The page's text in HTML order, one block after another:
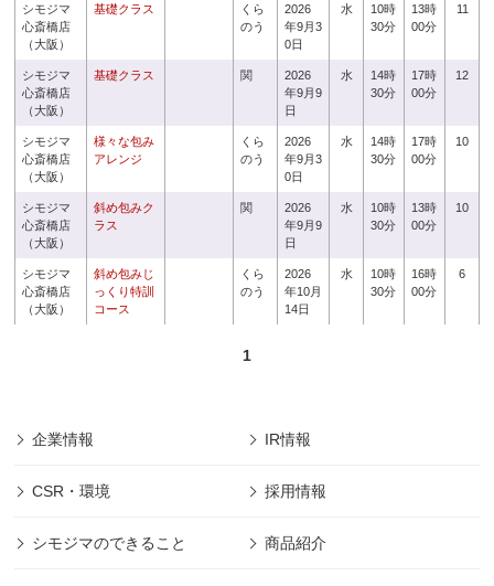
シモジマ
心斎橋店
（大阪）
基礎クラス
くら
のう
2026
年9月3
0日
水
10時
30分
13時
00分
11
シモジマ
心斎橋店
（大阪）
基礎クラス 関
2026
年9月9
日
水
14時
30分
17時
00分
12
シモジマ
心斎橋店
（大阪）
様々な包み
アレンジ
くら
のう
2026
年9月3
0日
水
14時
30分
17時
00分
10
シモジマ
心斎橋店
（大阪）
斜め包みク
ラス
関
2026
年9月9
日
水
10時
30分
13時
00分
10
シモジマ
心斎橋店
（大阪）
斜め包みじ
っくり特訓
コース
くら
のう
2026
年10月
14日
水
10時
30分
16時
00分
6
1
企業情報 IR情報
CSR・環境 採用情報
シモジマのできること 商品紹介